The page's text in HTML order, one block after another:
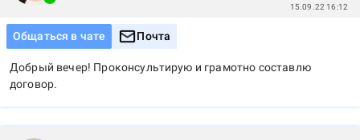
15.09.22 16:12
Общаться в чате Почта
Добрый вечер! Проконсультирую и грамотно составлю
договор.